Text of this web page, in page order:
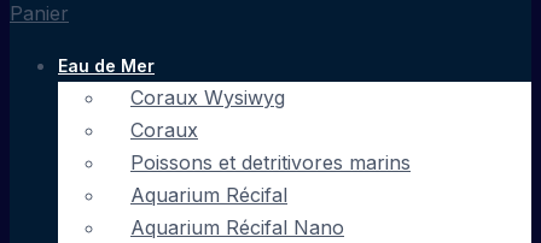
Panier
Eau de Mer
Coraux Wysiwyg
Coraux
Poissons et detritivores marins
Aquarium Récifal
Aquarium Récifal Nano